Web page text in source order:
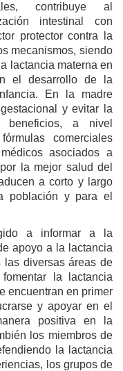
contribuye al
intestinal con
protector contra la
mecanismos, siendo
lactancia materna en
el desarrollo de la
En la madre
y evitar la
beneficios, a nivel
comerciales
asociados a
la mejor salud del
a corto y largo
población y para el
a informar a la
apoyo a la lactancia
las diversas áreas de
la lactancia
encuentran en primer
y apoyar en el
positiva en la
los miembros de
la lactancia
los grupos de